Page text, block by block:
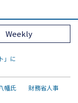
Weekly
」に
八幡氏 財務省人事